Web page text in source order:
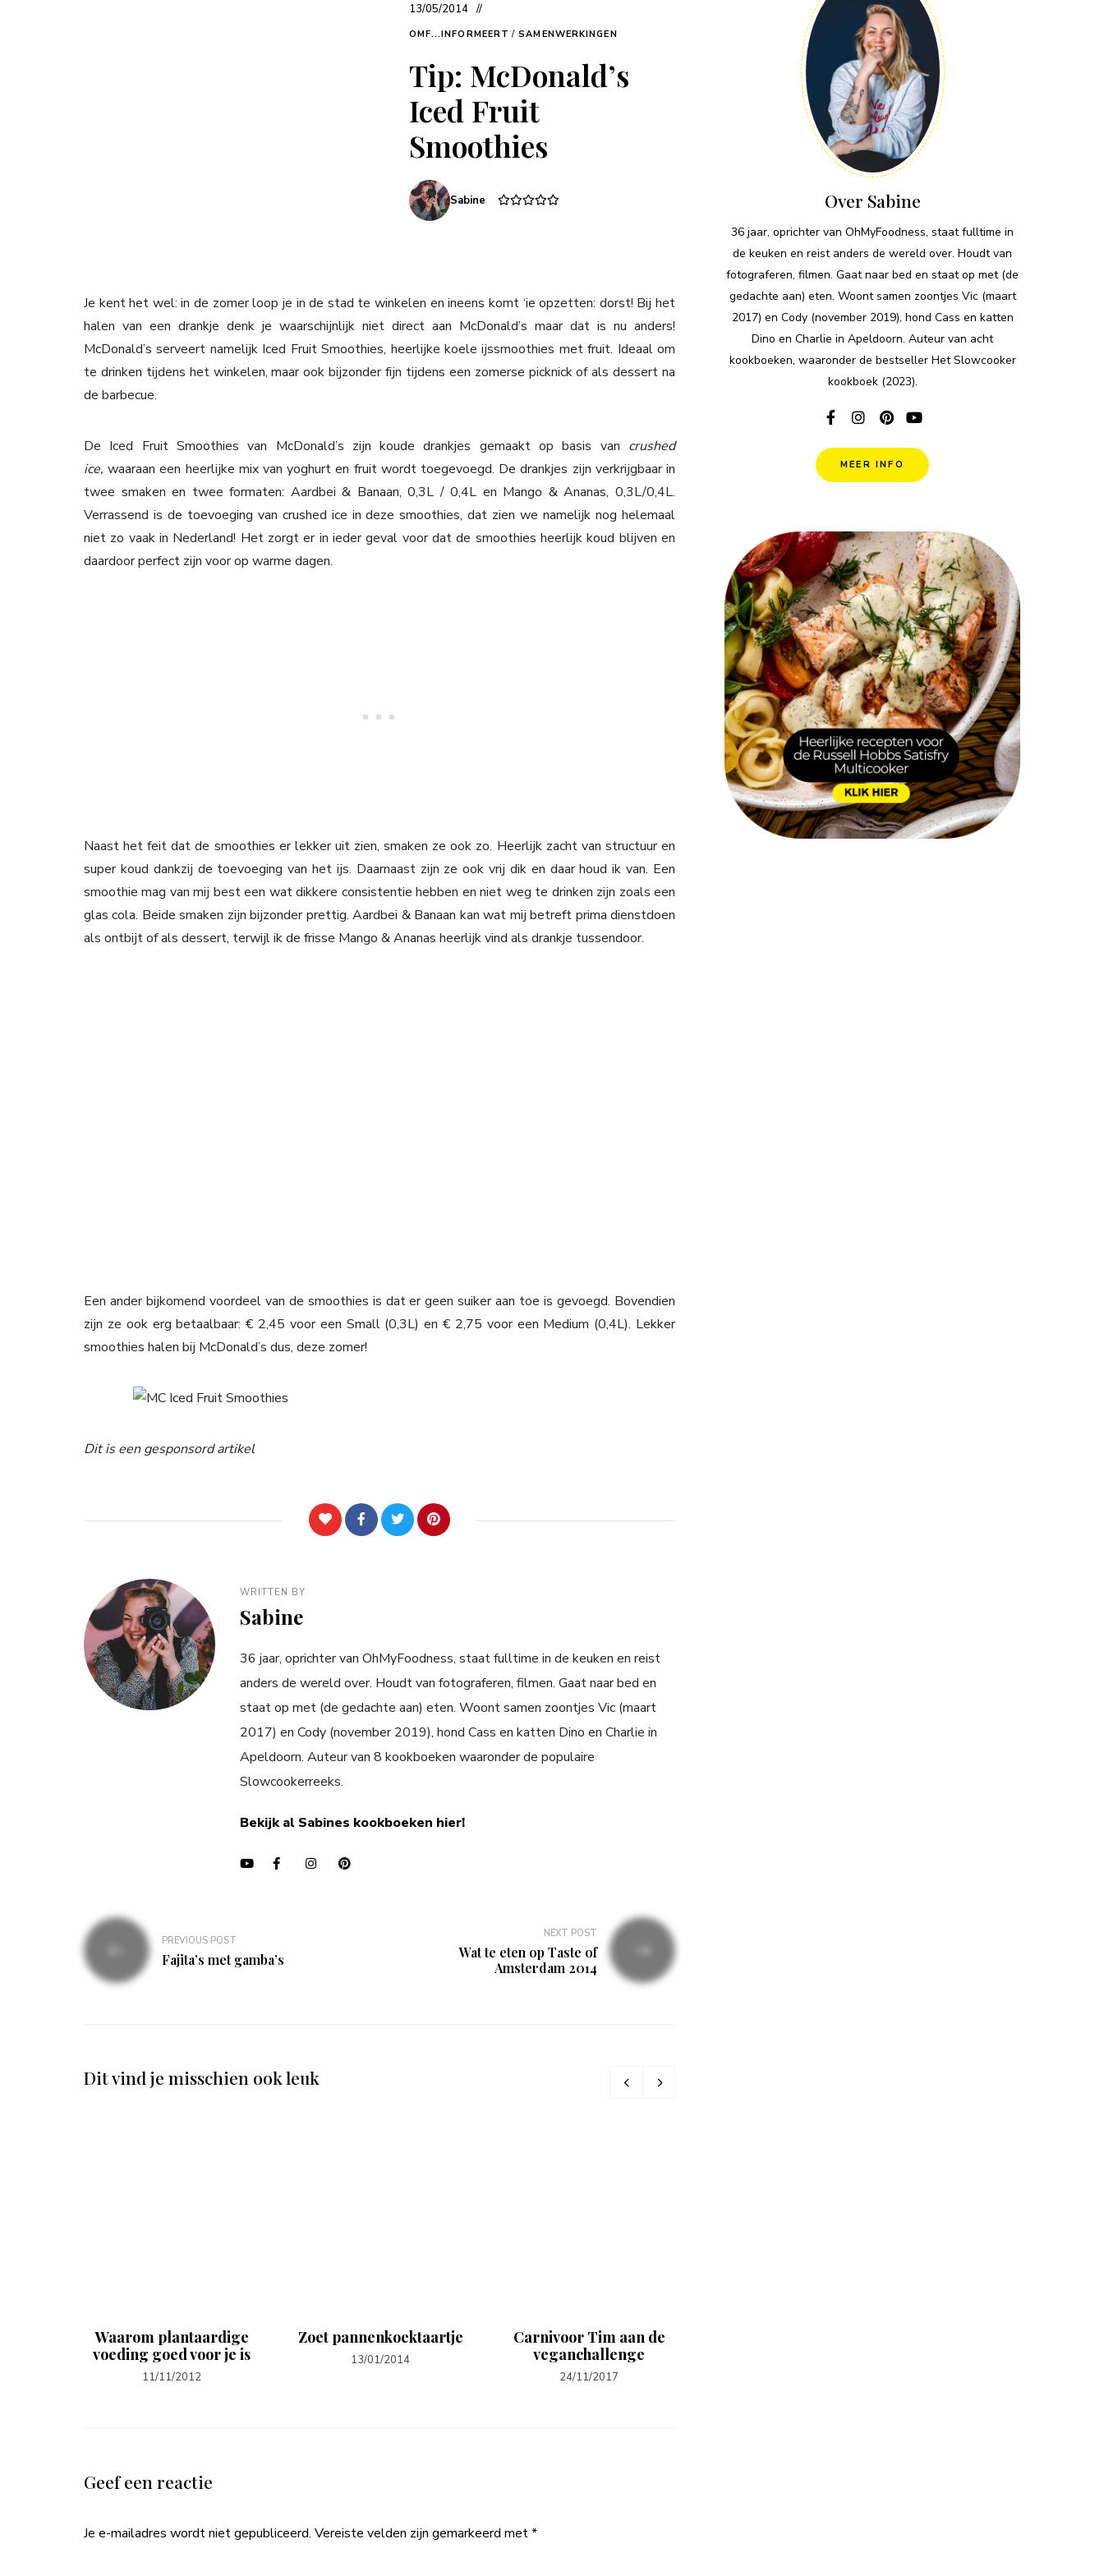
13/05/2014
OMF...INFORMEERT / SAMENWERKINGEN
Tip: McDonald’s
Iced Fruit
Smoothies
Sabine
Je kent het wel: in de zomer loop je in de stad te winkelen en ineens komt ‘ie opzetten: dorst! Bij het
halen van een drankje denk je waarschijnlijk niet direct aan McDonald’s maar dat is nu anders!
McDonald’s serveert namelijk Iced Fruit Smoothies, heerlijke koele ijssmoothies met fruit. Ideaal om
te drinken tijdens het winkelen, maar ook bijzonder fijn tijdens een zomerse picknick of als dessert na
de barbecue.
De Iced Fruit Smoothies van McDonald’s zijn koude drankjes gemaakt op basis van crushed
ice,waaraan een heerlijke mix van yoghurt en fruit wordt toegevoegd. De drankjes zijn verkrijgbaar in
twee smaken en twee formaten: Aardbei & Banaan, 0,3L / 0,4L en Mango & Ananas, 0,3L/0,4L.
Verrassend is de toevoeging van crushed ice in deze smoothies, dat zien we namelijk nog helemaal
niet zo vaak in Nederland! Het zorgt er in ieder geval voor dat de smoothies heerlijk koud blijven en
daardoor perfect zijn voor op warme dagen.
Naast het feit dat de smoothies er lekker uit zien, smaken ze ook zo. Heerlijk zacht van structuur en
super koud dankzij de toevoeging van het ijs. Daarnaast zijn ze ook vrij dik en daar houd ik van. Een
smoothie mag van mij best een wat dikkere consistentie hebben en niet weg te drinken zijn zoals een
glas cola. Beide smaken zijn bijzonder prettig. Aardbei & Banaan kan wat mij betreft prima dienstdoen
als ontbijt of als dessert, terwijl ik de frisse Mango & Ananas heerlijk vind als drankje tussendoor.
Een ander bijkomend voordeel van de smoothies is dat er geen suiker aan toe is gevoegd. Bovendien
zijn ze ook erg betaalbaar: € 2,45 voor een Small (0,3L) en € 2,75 voor een Medium (0,4L). Lekker
smoothies halen bij McDonald’s dus, deze zomer!
Dit is een gesponsord artikel
WRITTEN BY
Sabine
36 jaar, oprichter van OhMyFoodness, staat fulltime in de keuken en reist
anders de wereld over. Houdt van fotograferen, filmen. Gaat naar bed en
staat op met (de gedachte aan) eten. Woont samen zoontjes Vic (maart
2017) en Cody (november 2019), hond Cass en katten Dino en Charlie in
Apeldoorn. Auteur van 8 kookboeken waaronder de populaire
Slowcookerreeks.
Bekijk al Sabines kookboeken hier!
Bericht
navigatie
PREVIOUS POST
Fajita’s met gamba’s
NEXT POST
Wat te eten op Taste of
Amsterdam 2014
Dit vind je misschien ook leuk
Waarom plantaardige
voeding goed voor je is
11/11/2012
Zoet pannenkoektaartje
13/01/2014
Carnivoor Tim aan de
veganchallenge
24/11/2017
Geef een reactie
Je e-mailadres wordt niet gepubliceerd. Vereiste velden zijn gemarkeerd met*
Over Sabine
36 jaar, oprichter van OhMyFoodness, staat fulltime in
de keuken en reist anders de wereld over. Houdt van
fotograferen, filmen. Gaat naar bed en staat op met (de
gedachte aan) eten. Woont samen zoontjes Vic (maart
2017) en Cody (november 2019), hond Cass en katten
Dino en Charlie in Apeldoorn. Auteur van acht
kookboeken, waaronder de bestseller Het Slowcooker
kookboek (2023).
MEER INFO